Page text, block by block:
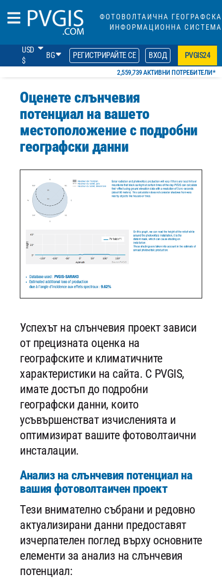
ФОТОВОЛТАИЧНА ГЕОГРАФСКА
ИНФОРМАЦИОННА СИСТЕМА
USD
$
BG РЕГИСТРИРАЙТЕ СЕ ВХОД PVGIS24
2,559,739 АКТИВНИ ПОТРЕБИТЕЛИ*
Оценете слънчевия
потенциал на вашето
местоположение с подробни
географски данни
Успехът на слънчевия проект зависи
от прецизната оценка на
географските и климатичните
характеристики на сайта. С PVGIS,
имате достъп до подробни
географски данни, които
усъвършенстват изчисленията и
оптимизират вашите фотоволтаични
инсталации.
Анализ на слънчевия потенциал на
вашия фотоволтаичен проект
Тези внимателно събрани и редовно
актуализирани данни предоставят
изчерпателен поглед върху основните
елементи за анализ на слънчевия
потенциал: